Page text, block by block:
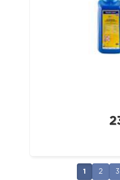
эндодонтические
с…
1 2 3